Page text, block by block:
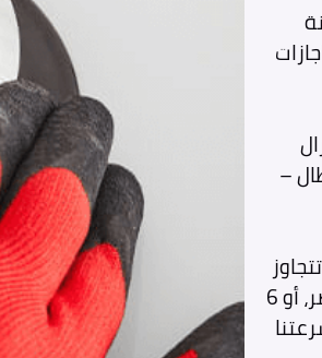
97% من الأعطال –
15 عامًا، يصل إليك في غضون ساعات؛ سواء كنت في المعادي، مدينة نصر، أو 6
تقييم 4.9/5 بفضل سرعتنا